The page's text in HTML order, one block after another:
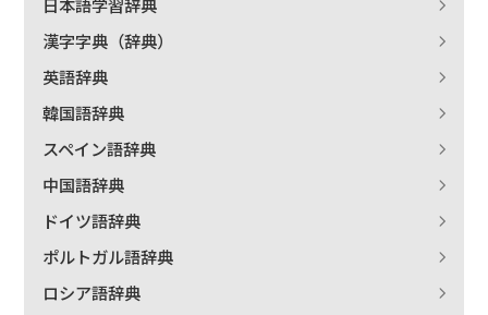
漢字字典（辞典）
英語辞典
韓国語辞典
スペイン語辞典
中国語辞典
ドイツ語辞典
ポルトガル語辞典
ロシア語辞典